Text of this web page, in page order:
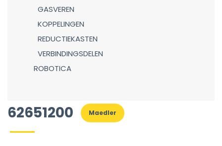
GASVEREN
KOPPELINGEN
REDUCTIEKASTEN
VERBINDINGSDELEN
ROBOTICA
62651200 Maedler